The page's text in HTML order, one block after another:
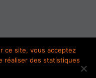
à l'Ordre des
ce site, vous acceptez
réaliser des statistiques